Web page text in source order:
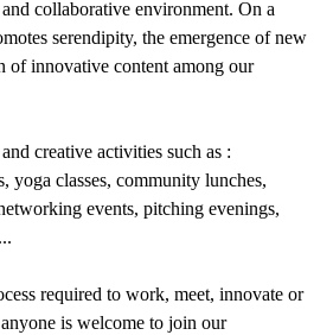
collaborative environment. On a
serendipity, the emergence of new
of innovative content among our
creative activities such as :
yoga classes, community lunches,
events, pitching evenings,
required to work, meet, innovate or
is welcome to join our